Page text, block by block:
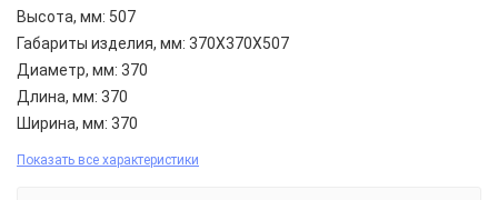
Высота, мм: 507
Габариты изделия, мм: 370Х370Х507
Диаметр, мм: 370
Длина, мм: 370
Ширина, мм: 370
Показать все характеристики